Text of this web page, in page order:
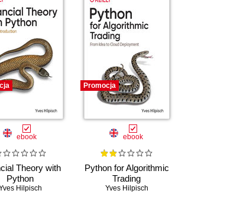
ebook
Theory with
Python
Hilpisch
Promocja
ebook
Python for Algorithmic
Trading
Yves Hilpisch